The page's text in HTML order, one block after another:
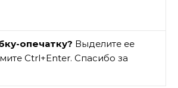
опечатку? Выделите ее
Ctrl+Enter. Спасибо за